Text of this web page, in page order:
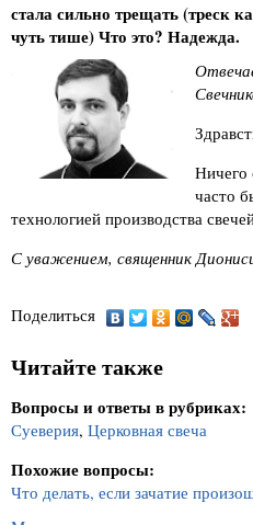
стала сильно трещать (треск
чуть тише) Что это? Надежда.
Ничего
часто
технологией производства
С уважением, священник
Поделиться
Читайте также
Вопросы и ответы в рубриках:
Суеверия, Церковная свеча
Похожие вопросы:
Что делать, если зачатие